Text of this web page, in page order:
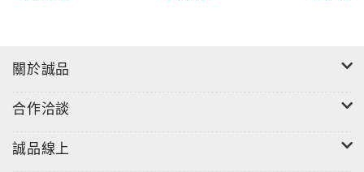
關於誠品
合作洽談
誠品線上